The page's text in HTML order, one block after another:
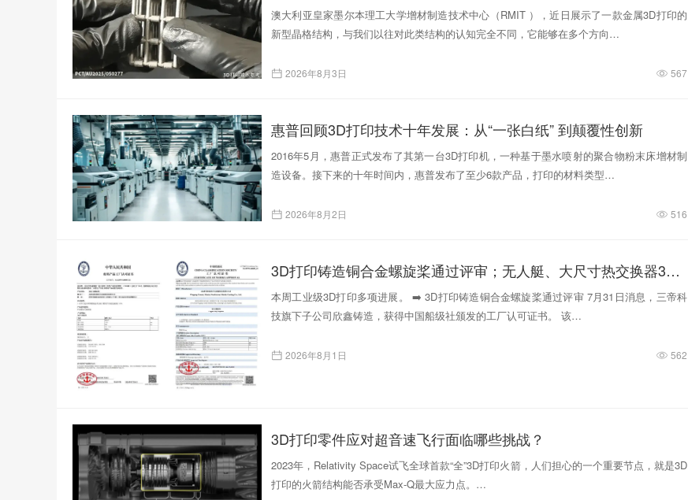
澳大利亚皇家墨尔本理工大学增材制造技术中心（RMIT ），近日展示了一款金属3D打印的
新型晶格结构，与我们以往对此类结构的认知完全不同，它能够在多个方向…
2026年8月3日 567
惠普回顾3D打印技术十年发展：从“一张白纸” 到颠覆性创新
2016年5月，惠普正式发布了其第一台3D打印机，一种基于墨水喷射的聚合物粉末床增材制
造设备。接下来的十年时间内，惠普发布了至少6款产品，打印的材料类型…
2026年8月2日 516
3D打印铸造铜合金螺旋桨通过评审；无人艇、大尺寸热交换器3D打印；人民网报道两家3D打印企业
本周工业级3D打印多项进展。 ➡️ 3D打印铸造铜合金螺旋桨通过评审 7月31日消息，三帝科
技旗下子公司欣鑫铸造，获得中国船级社颁发的工厂认可证书。 该…
2026年8月1日 562
3D打印零件应对超音速飞行面临哪些挑战？
2023年，Relativity Space试飞全球首款“全”3D打印火箭，人们担心的一个重要节点，就是3D
打印的火箭结构能否承受Max-Q最大应力点。…